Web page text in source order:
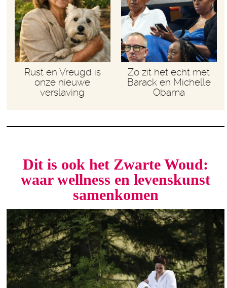
Rust en Vreugd is
onze nieuwe
verslaving
Zo zit het echt met
Barack en Michelle
Obama
Dit is ook het Zwarte Woud:
waar wellness en levenskunst
samenkomen